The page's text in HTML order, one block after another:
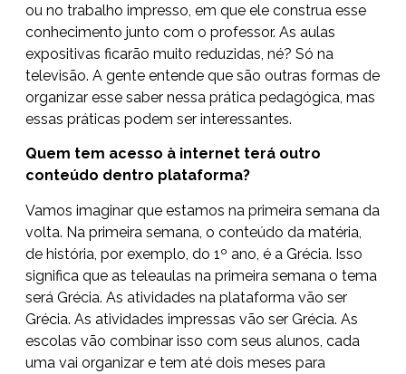
ou no trabalho impresso, em que ele construa esse
conhecimento junto com o professor. As aulas
expositivas ficarão muito reduzidas, né? Só na
televisão. A gente entende que são outras formas de
organizar esse saber nessa prática pedagógica, mas
essas práticas podem ser interessantes.
Quem tem acesso à internet terá outro
conteúdo dentro plataforma?
Vamos imaginar que estamos na primeira semana da
volta. Na primeira semana, o conteúdo da matéria,
de história, por exemplo, do 1º ano, é a Grécia. Isso
significa que as teleaulas na primeira semana o tema
será Grécia. As atividades na plataforma vão ser
Grécia. As atividades impressas vão ser Grécia. As
escolas vão combinar isso com seus alunos, cada
uma vai organizar e tem até dois meses para